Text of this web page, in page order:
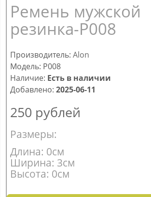
Ремень мужской
резинка-P008
Производитель: Alon
Модель: P008
Наличие: Есть в наличии
Добавлено: 2025-06-11
250 рублей
Размеры:
Длина: 0см
Ширина: 3см
Высота: 0см